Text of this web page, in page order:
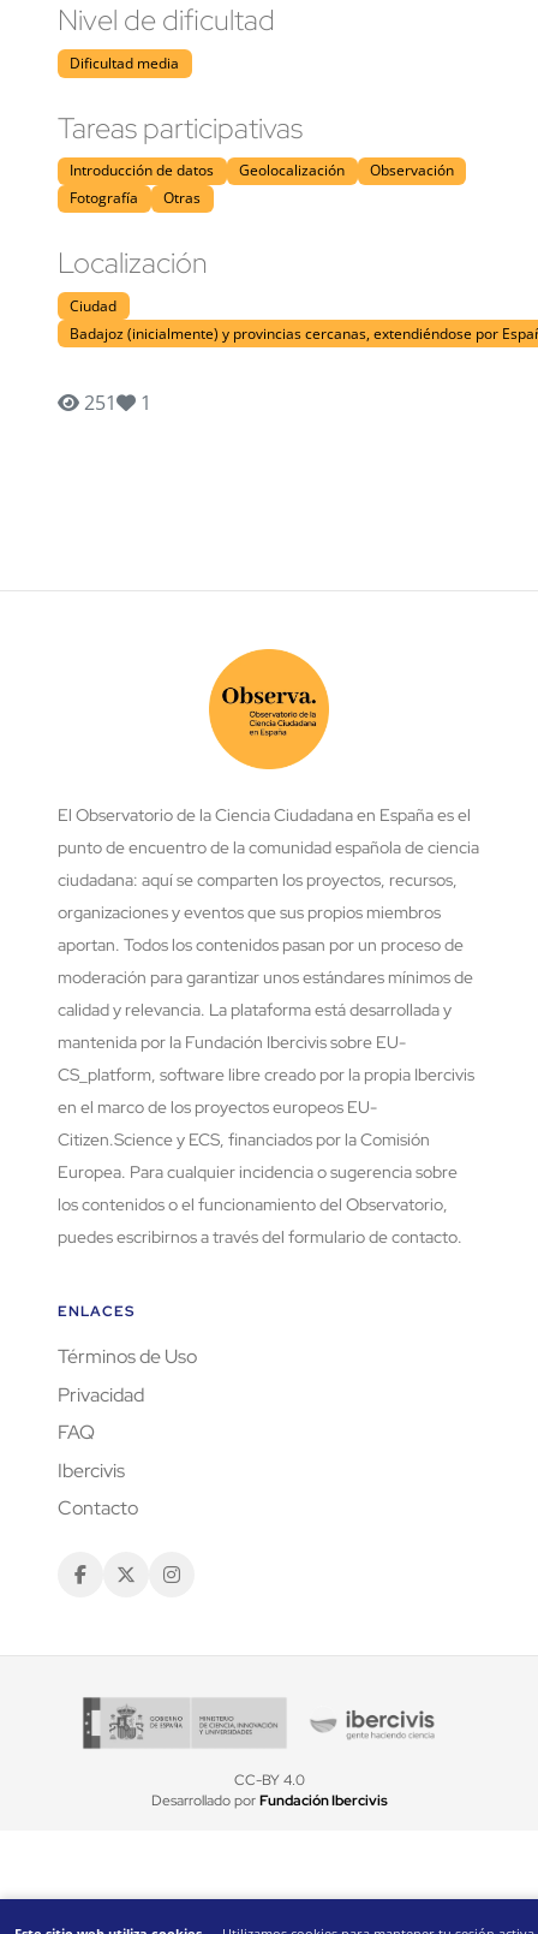
Nivel de dificultad
Dificultad media
Tareas participativas
Introducción de datos Geolocalización
Observación
Fotografía
Otras
Localización
Ciudad
Badajoz (inicialmente) y provincias cercanas, extendiéndose por
251 1
El Observatorio de la Ciencia Ciudadana en España es el
punto de encuentro de la comunidad española de ciencia
ciudadana: aquí se comparten los proyectos, recursos,
organizaciones y eventos que sus propios miembros
aportan. Todos los contenidos pasan por un proceso de
moderación para garantizar unos estándares mínimos de
calidad y relevancia. La plataforma está desarrollada y
mantenida por la Fundación Ibercivis sobre EU-
CS_platform, software libre creado por la propia Ibercivis
en el marco de los proyectos europeos EU-
Citizen.Science y ECS, financiados por la Comisión
Europea. Para cualquier incidencia o sugerencia sobre
los contenidos o el funcionamiento del Observatorio,
puedes escribirnos a través del formulario de contacto.
ENLACES
Términos de Uso
Privacidad
FAQ
Ibercivis
Contacto
CC-BY 4.0
Desarrollado porFundación Ibercivis